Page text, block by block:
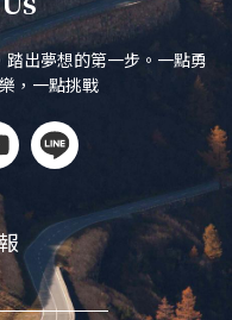
出夢想的第一步。一點勇
，一點挑戰